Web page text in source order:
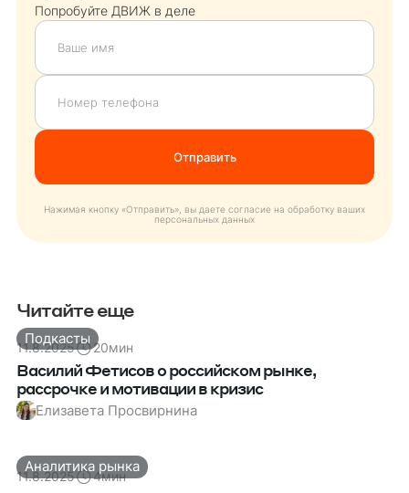
Попробуйте ДВИЖ в деле
Нажимая кнопку «Отправить», вы даете согласие на обработку ваших
персональных данных
Читайте еще
11.8.2025 20мин
Василий Фетисов о российском рынке,
рассрочке и мотивации в кризис
Елизавета Просвирнина
Подкасты
11.8.2025 4мин
Аналитика рынка